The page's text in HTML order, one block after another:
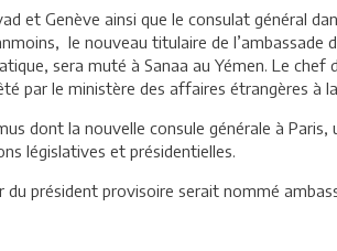
et Genève ainsi que le consulat général
le nouveau titulaire de
sera muté à Sanaa au Yémen. Le
par le ministère des affaires étrangères à
dont la nouvelle consule générale à
législatives et présidentielles.
président provisoire serait nommé